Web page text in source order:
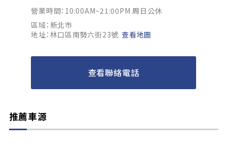
營業時間：10:00AM~21:00PM 周日公休
區域：新北市
地址：林口區南勢六街23號 查看地圖
查看聯絡電話
推薦車源